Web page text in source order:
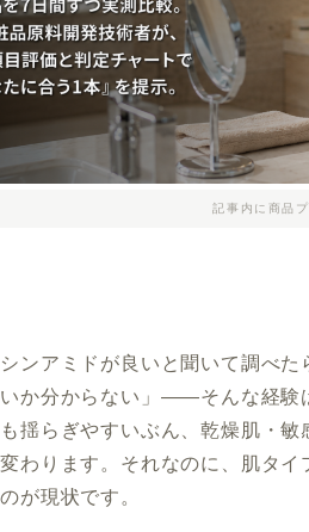
記事内に商品
シンアミドが良いと聞いて調べ
か分からない」——そんな経験
揺らぎやすいぶん、乾燥肌・
わります。それなのに、肌タ
が現状です。